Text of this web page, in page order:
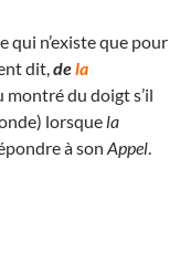
qui n’existe que pour
dit, dela
montré du doigt s’il
lorsque la
à son Appel